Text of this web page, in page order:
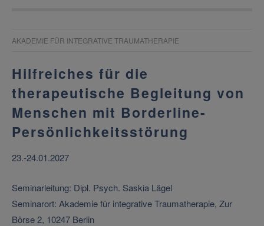
AKADEMIE FÜR INTEGRATIVE TRAUMATHERAPIE
Hilfreiches für die
therapeutische Begleitung von
Menschen mit Borderline-
Persönlichkeitsstörung
23.-24.01.2027
Seminarleitung: Dipl. Psych. Saskia Lägel
Seminarort: Akademie für integrative Traumatherapie, Zur
Börse 2, 10247 Berlin